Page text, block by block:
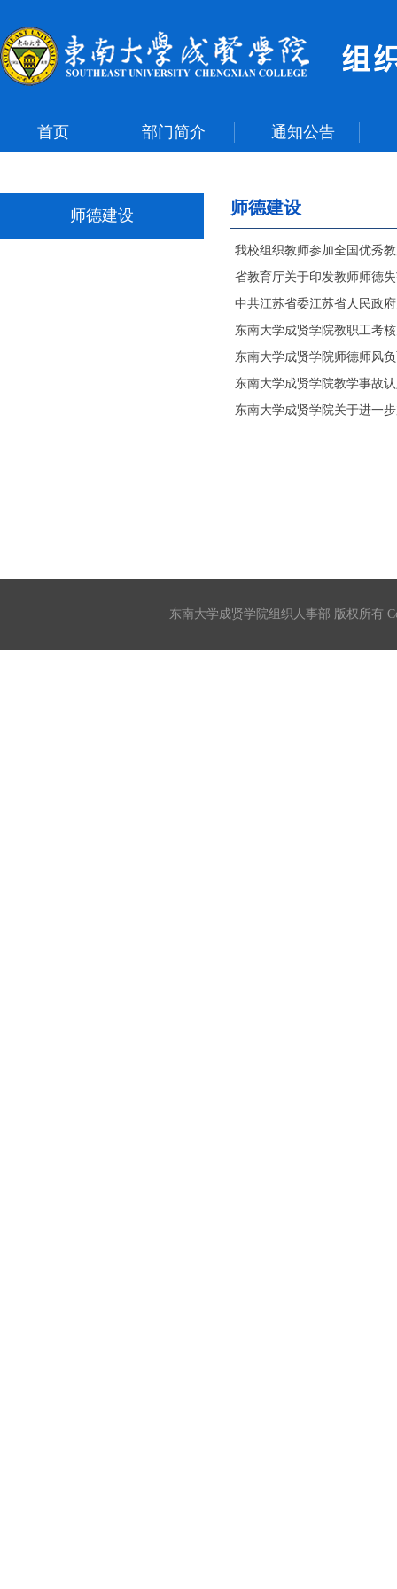
首页 部门简介 通知公告
师德建设 师德建设
我校组织教师参加全国优秀
省教育厅关于印发教师师德
中共江苏省委江苏省人民政
东南大学成贤学院教职工考
东南大学成贤学院师德师风
东南大学成贤学院教学事故
东南大学成贤学院关于进一
东南大学成贤学院组织人事部 版权所有